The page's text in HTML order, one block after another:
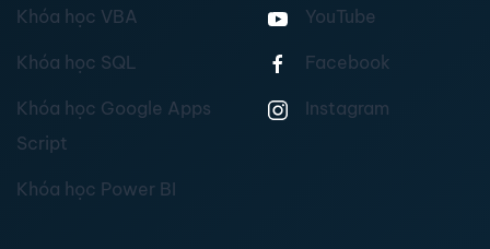
Khóa học VBA
Khóa học SQL
Khóa học Google Apps
Script
Khóa học Power BI
YouTube
Facebook
Instagram